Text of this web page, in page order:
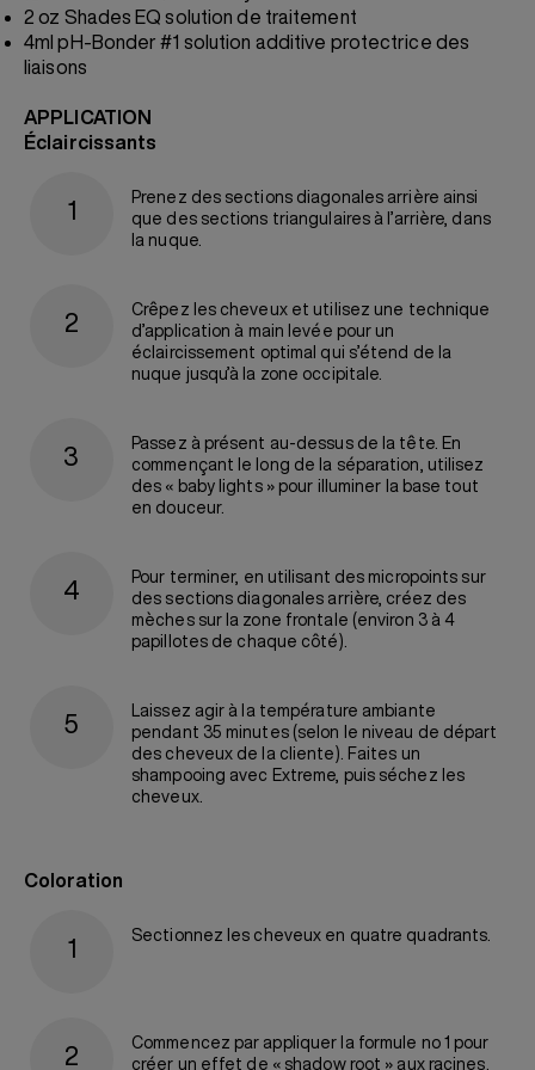
2 oz Shades EQ solution de traitement
4ml pH-Bonder #1 solution additive protectrice des
liaisons
APPLICATION
Éclaircissants
Prenez des sections diagonales arrière ainsi
que des sections triangulaires à l’arrière, dans
la nuque.
Crêpez les cheveux et utilisez une technique
d’application à main levée pour un
éclaircissement optimal qui s’étend de la
nuque jusqu’à la zone occipitale.
Passez à présent au-dessus de la tête. En
commençant le long de la séparation, utilisez
des « baby lights » pour illuminer la base tout
en douceur.
Pour terminer, en utilisant des micropoints sur
des sections diagonales arrière, créez des
mèches sur la zone frontale (environ 3 à 4
papillotes de chaque côté).
Laissez agir à la température ambiante
pendant 35 minutes (selon le niveau de départ
des cheveux de la cliente). Faites un
shampooing avec Extreme, puis séchez les
cheveux.
Coloration
Sectionnez les cheveux en quatre quadrants.
Commencez par appliquer la formule no 1 pour
créer un effet de « shadow root » aux racines.